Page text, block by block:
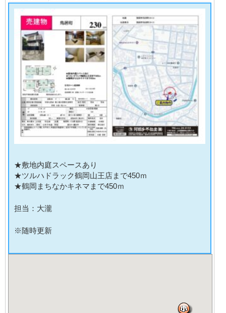
★敷地内庭スペースあり
★ツルハドラック鶴岡山王店まで450ｍ
★鶴岡まちなかキネマまで450ｍ
担当：大瀧
※随時更新